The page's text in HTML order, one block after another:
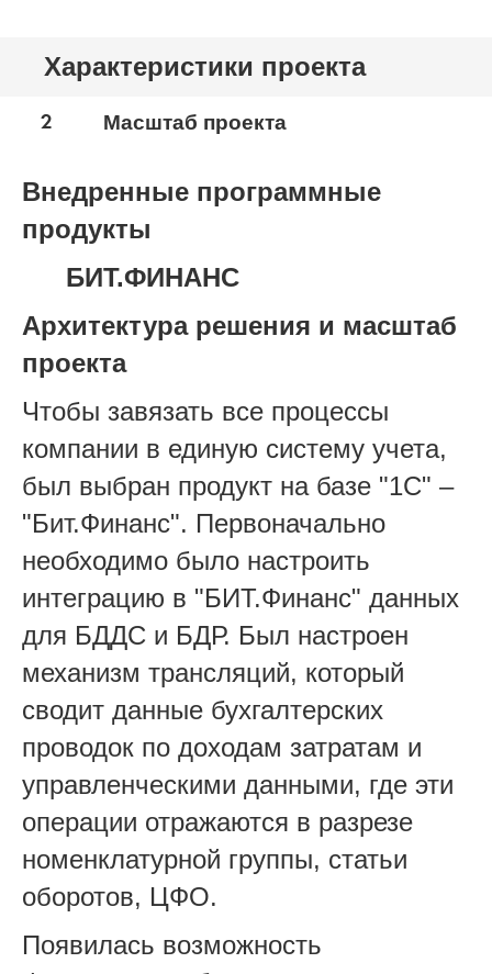
Характеристики проекта
2 Масштаб проекта
Внедренные программные
продукты
БИТ.ФИНАНС
Архитектура решения и масштаб
проекта
Чтобы завязать все процессы
компании в единую систему учета,
был выбран продукт на базе "1С" –
"Бит.Финанс". Первоначально
необходимо было настроить
интеграцию в "БИТ.Финанс" данных
для БДДС и БДР. Был настроен
механизм трансляций, который
сводит данные бухгалтерских
проводок по доходам затратам и
управленческими данными, где эти
операции отражаются в разрезе
номенклатурной группы, статьи
оборотов, ЦФО.
Появилась возможность